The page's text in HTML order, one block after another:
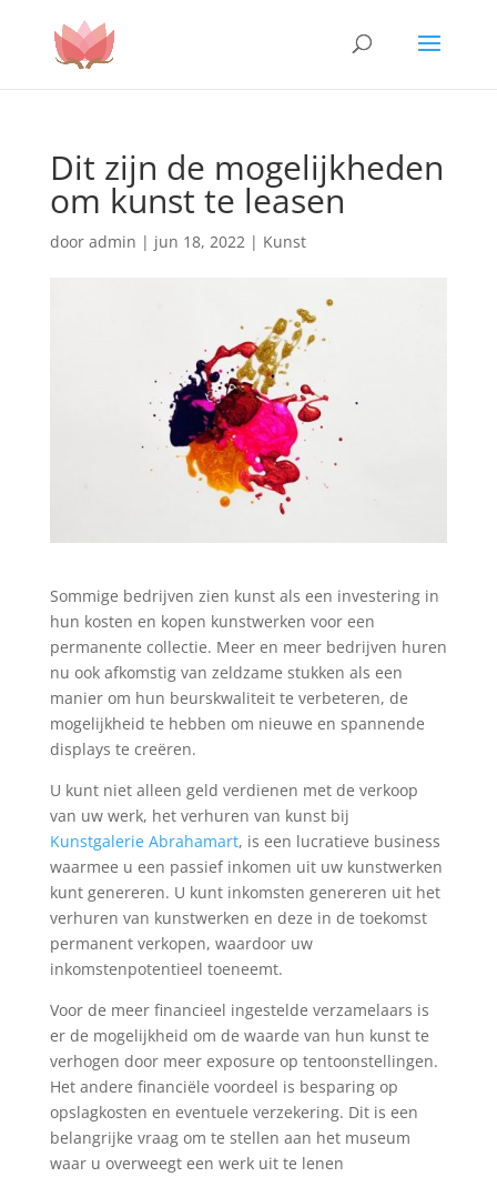
Dit zijn de mogelijkheden
om kunst te leasen
door admin | jun 18, 2022| Kunst
Sommige bedrijven zien kunst als een investering in
hun kosten en kopen kunstwerken voor een
permanente collectie. Meer en meer bedrijven huren
nu ook afkomstig van zeldzame stukken als een
manier om hun beurskwaliteit te verbeteren, de
mogelijkheid te hebben om nieuwe en spannende
displays te creëren.
U kunt niet alleen geld verdienen met de verkoop
van uw werk, het verhuren van kunst bij
Kunstgalerie Abrahamart, is een lucratieve business
waarmee u een passief inkomen uit uw kunstwerken
kunt genereren. U kunt inkomsten genereren uit het
verhuren van kunstwerken en deze in de toekomst
permanent verkopen, waardoor uw
inkomstenpotentieel toeneemt.
Voor de meer financieel ingestelde verzamelaars is
er de mogelijkheid om de waarde van hun kunst te
verhogen door meer exposure op tentoonstellingen.
Het andere financiële voordeel is besparing op
opslagkosten en eventuele verzekering. Dit is een
belangrijke vraag om te stellen aan het museum
waar u overweegt een werk uit te lenen